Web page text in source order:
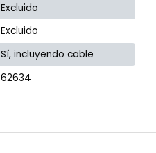
Excluido
Excluido
Sí, incluyendo cable
62634